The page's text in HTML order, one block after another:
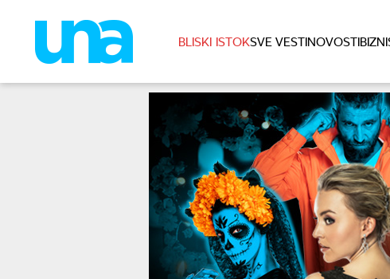
BLISKI ISTOKSVE VESTINOVOSTI